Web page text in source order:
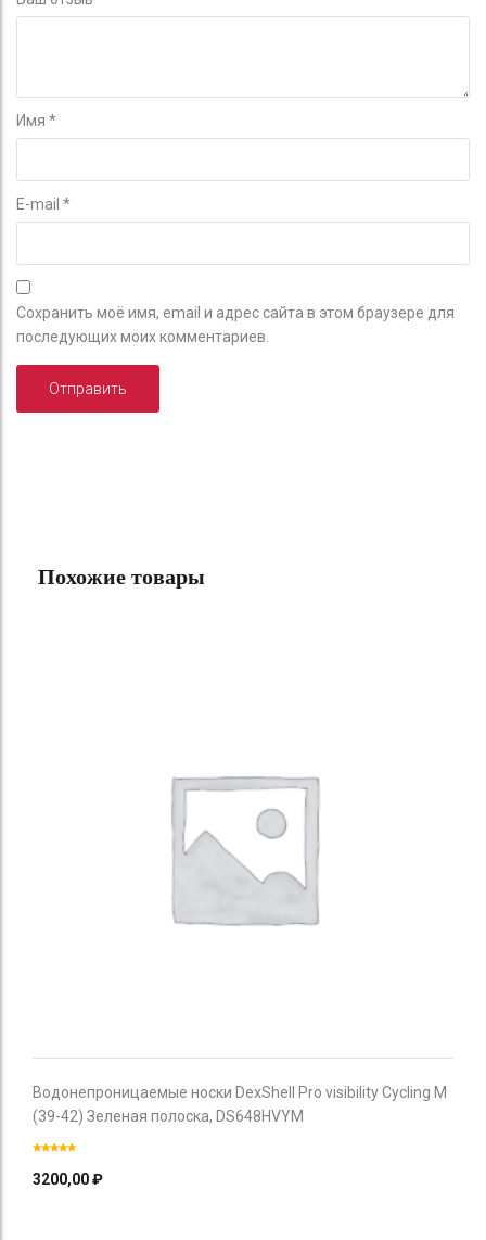
Имя *
E-mail *
Сохранить моё имя, email и адрес сайта в этом браузере для
последующих моих комментариев.
Похожие товары
Водонепроницаемые носки DexShell Pro visibility Cycling M
(39-42) Зеленая полоска, DS648HVYM
3200,00₽